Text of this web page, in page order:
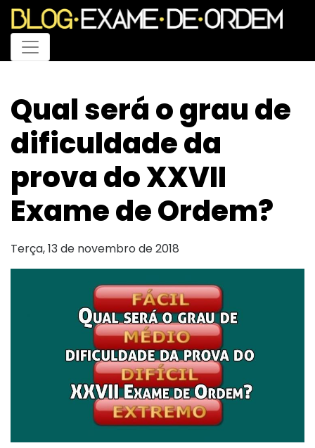
Menu
Qual será o grau de
dificuldade da
prova do XXVII
Exame de Ordem?
Terça, 13 de novembro de 2018